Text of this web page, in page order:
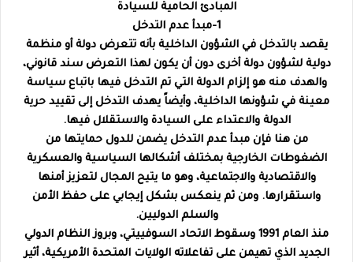
المبادئ الحامية للسيادة
1-مبدأ عدم التدخل
يقصد بالتدخل في الشؤون الداخلية بأنه تتعرض دولة أو منظمة
دولية لشؤون دولة أخرى دون أن يكون لهذا التعرض سند قانوني،
والهدف منه هو إلزام الدولة التي تم التدخل فيها باتباع سياسة
معينة في شؤونها الداخلية، وأيضاً يهدف التدخل إلى تقييد حرية
الدولة والاعتداء على السيادة والاستقلال فيها.
من هنا فإن مبدأ عدم التدخل يضمن للدول حمايتها من
الضغوطات الخارجية بمختلف أشكالها السياسية والعسكرية
والاقتصادية والاجتماعية، وهو ما يتيح المجال لتعزيز أمنها
واستقرارها. ومن ثم ينعكس بشكل إيجابي على حفظ الأمن
والسلم الدوليين.
منذ العام 1991 وسقوط الاتحاد السوفييتي، وبروز النظام الدولي
الجديد الذي تهيمن على تفاعلاته الولايات المتحدة الأمريكية، أثير